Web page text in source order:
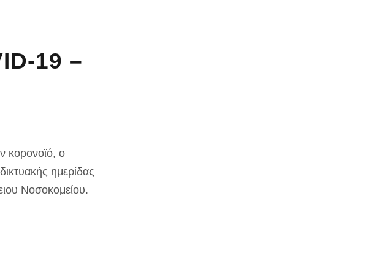
19 –
κορονοϊό, ο
ημερίδας
Νοσοκομείου.